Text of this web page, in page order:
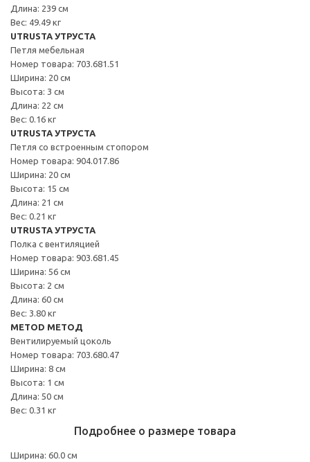
Длина: 239 см
Вес: 49.49 кг
UTRUSTA УТРУСТА
Петля мебельная
Номер товара: 703.681.51
Ширина: 20 см
Высота: 3 см
Длина: 22 см
Вес: 0.16 кг
UTRUSTA УТРУСТА
Петля со встроенным стопором
Номер товара: 904.017.86
Ширина: 20 см
Высота: 15 см
Длина: 21 см
Вес: 0.21 кг
UTRUSTA УТРУСТА
Полка с вентиляцией
Номер товара: 903.681.45
Ширина: 56 см
Высота: 2 см
Длина: 60 см
Вес: 3.80 кг
METOD МЕТОД
Вентилируемый цоколь
Номер товара: 703.680.47
Ширина: 8 см
Высота: 1 см
Длина: 50 см
Вес: 0.31 кг
Подробнее о размере товара
Ширина: 60.0 см